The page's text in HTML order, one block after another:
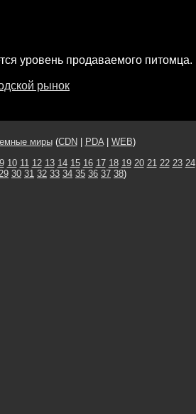
уровень продаваемого питомца.
рынок
миры(CDN PDA| WEB)
9 10 11 12 13 14 15 16 17 18 19 20 21 22 23 24
30 31 32 33 34 35 36 37 38)